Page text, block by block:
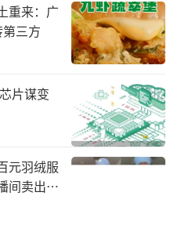
院药学部主任张兰在
我们希望我们的临床
价宜的国产的带量采
一致性评价的带量采
比，也是有比较大的可
讲也比原研药更有价格
重来：广
三方
片谋变
元羽绒服
间卖出超